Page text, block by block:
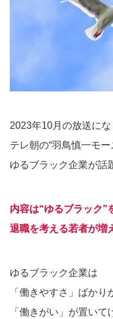
2023年10月の放送にな
テレ朝の“羽鳥慎一モ
ゆるブラック企業が話
内容は“ゆるブラック”
退職を考える若者が増
ゆるブラック企業は
「働きやすさ」ばかり
「働きがい」が置いて